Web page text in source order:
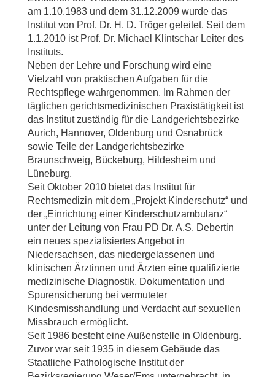
am 1.10.1983 und dem 31.12.2009 wurde das
Institut von Prof. Dr. H. D. Tröger geleitet. Seit dem
1.1.2010 ist Prof. Dr. Michael Klintschar Leiter des
Instituts.
Neben der Lehre und Forschung wird eine
Vielzahl von praktischen Aufgaben für die
Rechtspflege wahrgenommen. Im Rahmen der
täglichen gerichtsmedizinischen Praxistätigkeit ist
das Institut zuständig für die Landgerichtsbezirke
Aurich, Hannover, Oldenburg und Osnabrück
sowie Teile der Landgerichtsbezirke
Braunschweig, Bückeburg, Hildesheim und
Lüneburg.
Seit Oktober 2010 bietet das Institut für
Rechtsmedizin mit dem „Projekt Kinderschutz“ und
der „Einrichtung einer Kinderschutzambulanz“
unter der Leitung von Frau PD Dr. A.S. Debertin
ein neues spezialisiertes Angebot in
Niedersachsen, das niedergelassenen und
klinischen Ärztinnen und Ärzten eine qualifizierte
medizinische Diagnostik, Dokumentation und
Spurensicherung bei vermuteter
Kindesmisshandlung und Verdacht auf sexuellen
Missbrauch ermöglicht.
Seit 1986 besteht eine Außenstelle in Oldenburg.
Zuvor war seit 1935 in diesem Gebäude das
Staatliche Pathologische Institut der